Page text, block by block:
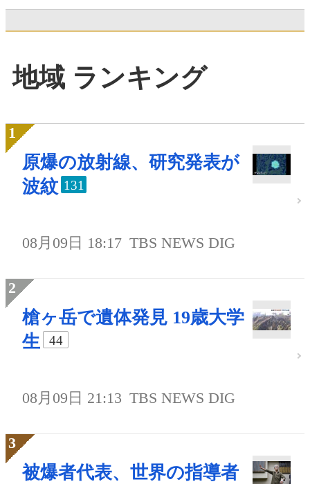
地域 ランキング
原爆の放射線、研究発表が
波紋 131
08月09日 18:17 TBS NEWS DIG
槍ヶ岳で遺体発見 19歳大学
生
44
08月09日 21:13 TBS NEWS DIG
被爆者代表、世界の指導者